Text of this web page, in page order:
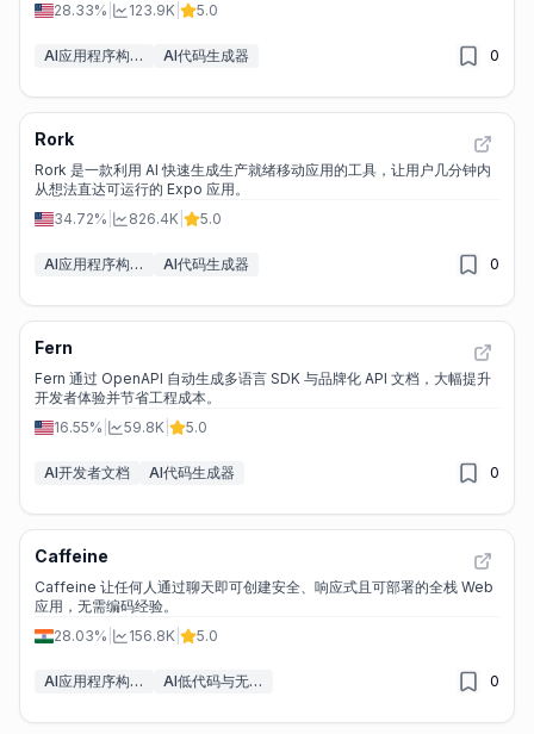
28.33%
123.9K 5.0
AI应用程序构建器 AI代码生成器 0
Rork
Rork 是一款利用 AI 快速生成生产就绪移动应用的工具，让用户几分钟内
从想法直达可运行的 Expo 应用。
34.72%
826.4K 5.0
AI应用程序构建器 AI代码生成器 0
Fern
Fern 通过 OpenAPI 自动生成多语言 SDK 与品牌化 API 文档，大幅提升
开发者体验并节省工程成本。
16.55%
59.8K 5.0
AI开发者文档 AI代码生成器 0
Caffeine
Caffeine 让任何人通过聊天即可创建安全、响应式且可部署的全栈 Web
应用，无需编码经验。
28.03%
156.8K 5.0
AI应用程序构建器 AI低代码与无代码工具 0